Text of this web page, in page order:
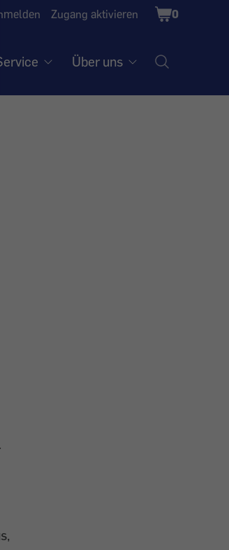
Zugang aktivieren
Shopping
Cart
0
Über uns